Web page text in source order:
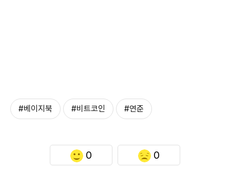
#베이지북 #비트코인 #연준
0 0